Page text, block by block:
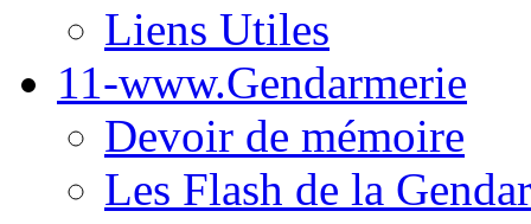
Liens Utiles
11-www.Gendarmerie
Devoir de mémoire
Les Flash de la